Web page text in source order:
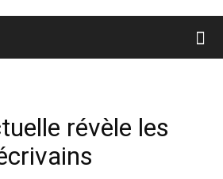
révèle les